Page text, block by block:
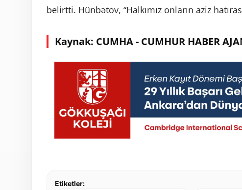
belirtti. Hünbətov, “Halkımız onların aziz
Kaynak: CUMHA - CUMHUR HABER
Etiketler: